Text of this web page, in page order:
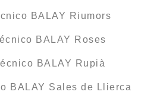
BALAY Riumors
BALAY Roses
BALAY Rupià
BALAY Sales de Llierca